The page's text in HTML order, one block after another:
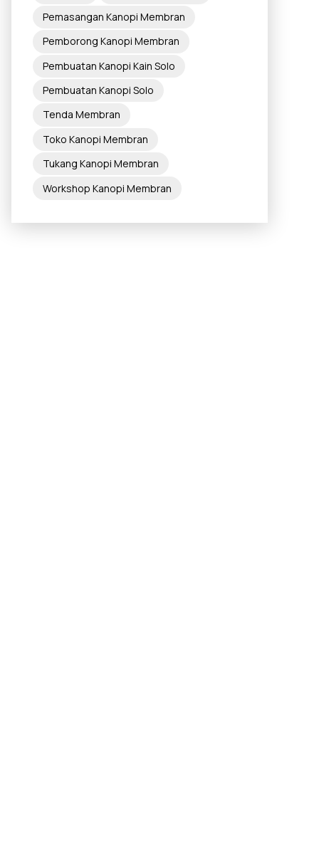
Pemasangan Kanopi Membran
Pemborong Kanopi Membran
Pembuatan Kanopi Kain Solo
Pembuatan Kanopi Solo
Tenda Membran
Toko Kanopi Membran
Tukang Kanopi Membran
Workshop Kanopi Membran